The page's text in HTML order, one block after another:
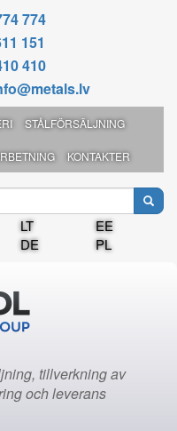
774
151
410
STÅLFÖRSÄLJNING
KONTAKTER
LT
EE
DE PL
tillverkning av
och leverans